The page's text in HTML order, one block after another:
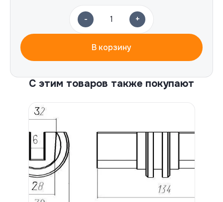
- 1 +
В корзину
С этим товаров также покупают